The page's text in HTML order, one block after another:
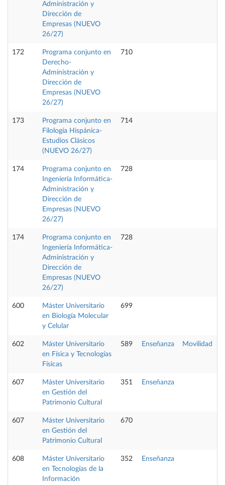
Administración y
Dirección de
Empresas (NUEVO
26/27)
172
Programa conjunto en
Derecho-
Administración y
Dirección de
Empresas (NUEVO
26/27)
710
173
Programa conjunto en
Filología Hispánica-
Estudios Clásicos
(NUEVO 26/27)
714
174
Programa conjunto en
Ingeniería Informática-
Administración y
Dirección de
Empresas (NUEVO
26/27)
728
174
Programa conjunto en
Ingeniería Informática-
Administración y
Dirección de
Empresas (NUEVO
26/27)
728
600
Máster Universitario
en Biología Molecular
y Celular
699
602
Máster Universitario
en Física y Tecnologías
Físicas
589 Enseñanza Movilidad
607
Máster Universitario
en Gestión del
Patrimonio Cultural
351 Enseñanza
607
Máster Universitario
en Gestión del
Patrimonio Cultural
670
608
Máster Universitario
en Tecnologías de la
Información
352 Enseñanza